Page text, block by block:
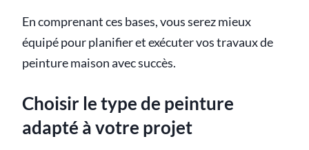
En comprenant ces bases, vous serez mieux
équipé pour planifier et exécuter vos travaux de
peinture maison avec succès.
Choisir le type de peinture
adapté à votre projet